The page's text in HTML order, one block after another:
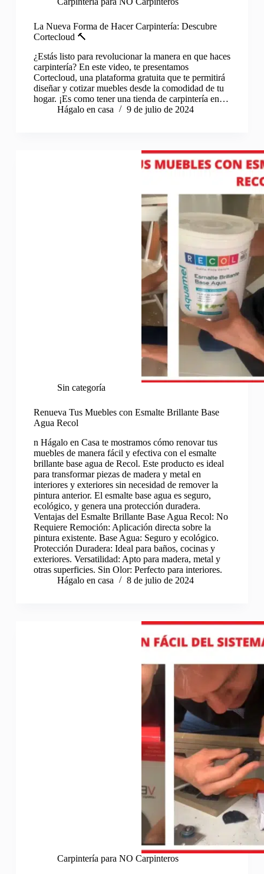
La Nueva Forma de Hacer Carpintería: Descubre
Cortecloud 🔨
¿Estás listo para revolucionar la manera en que haces
carpintería? En este video, te presentamos
Cortecloud, una plataforma gratuita que te permitirá
diseñar y cotizar muebles desde la comodidad de tu
hogar. ¡Es como tener una tienda de carpintería en…
Hágalo en casa
9 de julio de 2024
Sin categoría
Renueva Tus Muebles con Esmalte Brillante Base
Agua Recol
n Hágalo en Casa te mostramos cómo renovar tus
muebles de manera fácil y efectiva con el esmalte
brillante base agua de Recol. Este producto es ideal
para transformar piezas de madera y metal en
interiores y exteriores sin necesidad de remover la
pintura anterior. El esmalte base agua es seguro,
ecológico, y genera una protección duradera.
Ventajas del Esmalte Brillante Base Agua Recol: No
Requiere Remoción: Aplicación directa sobre la
pintura existente. Base Agua: Seguro y ecológico.
Protección Duradera: Ideal para baños, cocinas y
exteriores. Versatilidad: Apto para madera, metal y
otras superficies. Sin Olor: Perfecto para interiores.
Hágalo en casa
8 de julio de 2024
Carpintería para NO Carpinteros